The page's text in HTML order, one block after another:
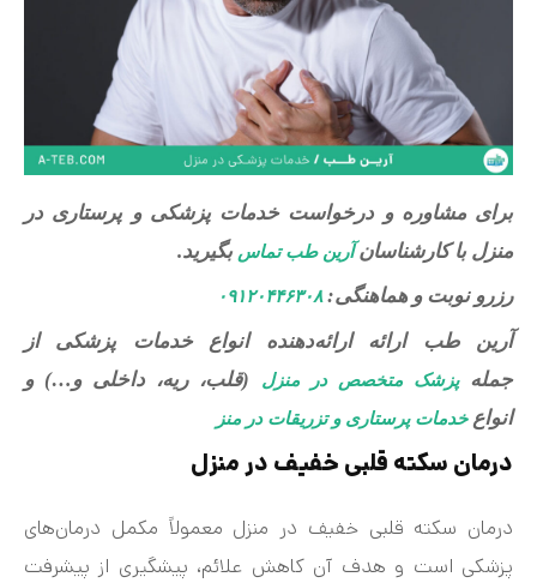
برای مشاوره و درخواست خدمات پزشکی و پرستاری در
منزل با کارشناسانآرین طب تماس بگیرید.
رزرو نوبت و هماهنگی:۰۹۱۲۰۴۴۶۳۰۸
آرین طب ارائه ارائه‌دهنده انواع خدمات پزشکی از
جملهپزشک متخصص در منزل
(قلب، ریه، داخلی و…) و
انواعخدمات پرستاری و تزریقات در منز
درمان سکته قلبی خفیف در منزل
درمان سکته قلبی خفیف در منزل معمولاً مکمل درمان‌های
پزشکی است و هدف آن کاهش علائم، پیشگیری از پیشرفت